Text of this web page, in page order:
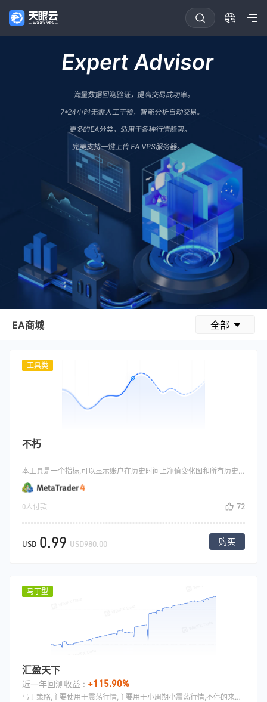
Expert Advisor
海量数据回测验证，提高交易成功率。
7*24小时无需人工干预，智能分析自动交易。
更多的EA分类，适用于各种行情趋势。
完美支持一键上传 EA VPS服务器。
EA商城 全部
工具类
不朽
本工具是一个指标,可以显示账户在历史时间上净值变化图和所有历史订单的开平仓位置和连线图
0人付款 72
USD 0.99 USD980.00 购买
马丁型
汇盈天下
近一年回测收益 : +115.90%
马丁策略,主要使用于震荡行情,主要用于小周期小震荡行情,不停的来回交易,积少成多.